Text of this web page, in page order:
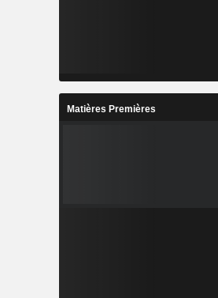
Matières Premières